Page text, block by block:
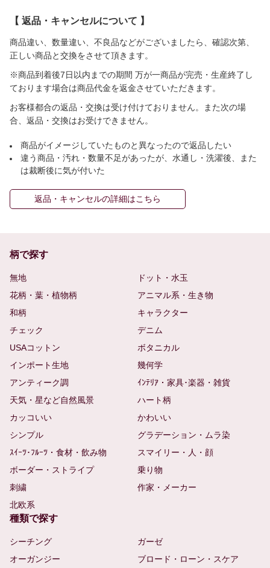
【 返品・キャンセルについて 】
商品違い、数量違い、不良品などがございましたら、確認次第、
正しい商品と交換をさせて頂きます。
※商品到着後7日以内までの期間 万が一商品が完売・生産終了し
ております場合は商品代金を返金させていただきます。
お客様都合の返品・交換は受け付けておりません。また次の場
合、返品・交換はお受けできません。
商品がイメージしていたものと異なったので返品したい
違う商品・汚れ・数量不足があったが、水通し・洗濯後、また
は裁断後に気が付いた
返品・キャンセルの詳細はこちら
柄で探す
無地
ドット・水玉
花柄・葉・植物柄
アニマル系・生き物
和柄
キャラクター
チェック
デニム
USAコットン
ボタニカル
インポート生地
幾何学
アンティーク調
ｲﾝﾃﾘｱ・家具･楽器・雑貨
天気・星など自然風景
ハート柄
カッコいい
かわいい
シンプル
グラデーション・ムラ染
ｽｲｰﾂ･ﾌﾙｰﾂ・食材・飲み物
スマイリー・人・顔
ボーダー・ストライプ
乗り物
刺繍
作家・メーカー
北欧系
種類で探す
シーチング
ガーゼ
オーガンジー
ブロード・ローン・スケア